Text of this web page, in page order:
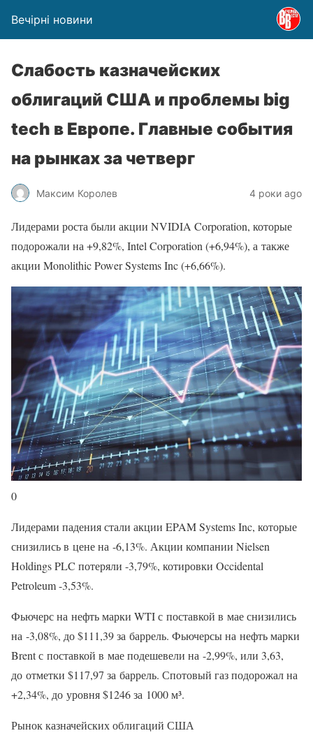
Вечірні новини
Слабость казначейских
облигаций США и проблемы big
tech в Европе. Главные события
на рынках за четверг
Максим Королев 4 роки ago
Лидерами роста были акции NVIDIA Corporation, которые
подорожали на +9,82%, Intel Corporation (+6,94%), а также
акции Monolithic Power Systems Inc (+6,66%).
0
Лидерами падения стали акции EPAM Systems Inc, которые
снизились в цене на -6,13%. Акции компании Nielsen
Holdings PLC потеряли -3,79%, котировки Occidental
Petroleum -3,53%.
Фьючерс на нефть марки WTI с поставкой в мае снизились
на -3,08%, до $111,39 за баррель. Фьючерсы на нефть марки
Brent с поставкой в мае подешевели на -2,99%, или 3,63,
до отметки $117,97 за баррель. Спотовый газ подорожал на
+2,34%, до уровня $1246 за 1000 м³.
Рынок казначейских облигаций США